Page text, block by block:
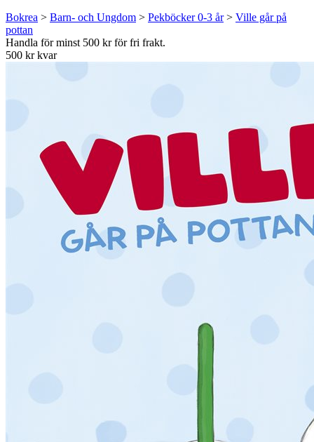
Bokrea > Barn- och Ungdom > Pekböcker 0-3 år> Ville går på
pottan
Handla för minst 500 kr för fri frakt.
500 kr kvar